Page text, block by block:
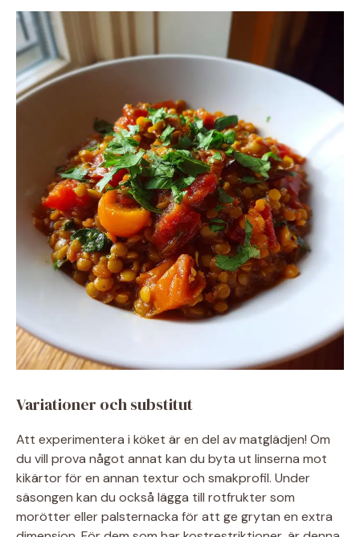
Variationer och substitut
Att experimentera i köket är en del av matglädjen! Om
du vill prova något annat kan du byta ut linserna mot
kikärtor för en annan textur och smakprofil. Under
säsongen kan du också lägga till rotfrukter som
morötter eller palsternacka för att ge grytan en extra